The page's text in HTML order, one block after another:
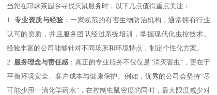
当您在邛崃茶园乡寻找灭鼠服务时，以下几点值得重点关注：
1. 专业资质与经验 ：一家规范的有害生物防治机构，通常拥有行业
认可的资质，并且服务团队经过系统培训，掌握现代化虫控技术。
经验丰富的公司能够针对不同场所和环境特点，制定个性化方案。
2. 服务理念与责任感 ：真正的专业服务不仅仅是“消灭害虫”，更在于
平衡环境安全、客户成本与健康保护。例如，优秀的公司会坚持“尽
可能少用一滴化学药水”，在控制虫鼠密度的同时，最大限度减少对